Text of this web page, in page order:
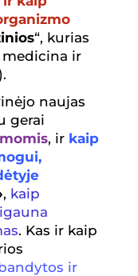
“, kurias
ir
naujas
gerai
, irkaip
, kaip
. Kas ir kaip
ir